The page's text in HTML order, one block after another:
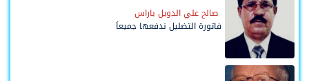
صالح علي الدويل باراس
فاتورة التضليل ندفعها جميعاً